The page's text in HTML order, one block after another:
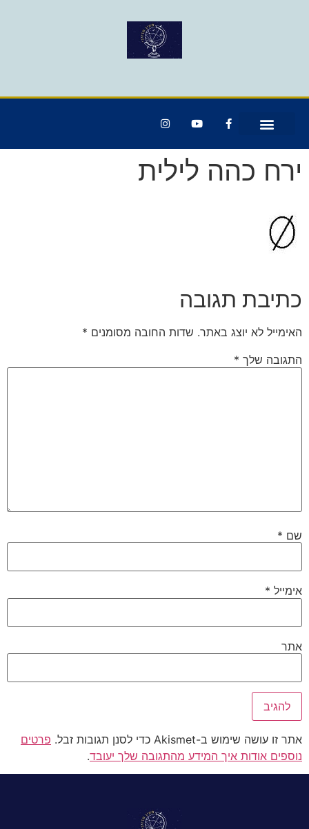
ירח כהה לילית
כתיבת תגובה
האימייל לא יוצג באתר. שדות החובה מסומנים *
התגובה שלך *
שם *
אימייל *
אתר
אתר זו עושה שימוש ב-Akismet כדי לסנן תגובות זבל.
פרטים
נוספים אודות איך המידע מהתגובה שלך יעובד.